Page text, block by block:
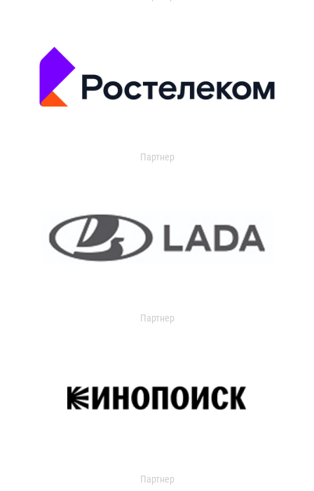
Партнер
Партнер
Партнер